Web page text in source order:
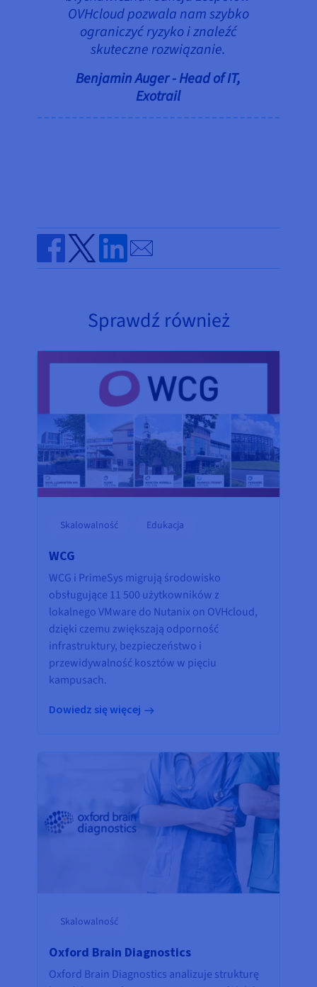
OVHcloud pozwala nam szybko
ograniczyć ryzyko i znaleźć
skuteczne rozwiązanie.
Benjamin Auger - Head of IT,
Exotrail
Share on Facebook
Share on Twitter
Share on Linkedin
Send by email
Sprawdź również
Skalowalność Edukacja
WCG
WCG i PrimeSys migrują środowisko
obsługujące 11 500 użytkowników z
lokalnego VMware do Nutanix on OVHcloud,
dzięki czemu zwiększają odporność
infrastruktury, bezpieczeństwo i
przewidywalność kosztów w pięciu
kampusach.
Dowiedz się więcej
Skalowalność
Oxford Brain Diagnostics
Oxford Brain Diagnostics analizuje strukturę